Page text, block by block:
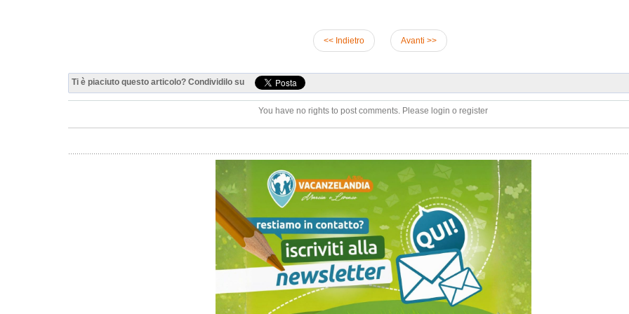
<< Indietro Avanti >>
Ti è piaciuto questo articolo? Condividilo su
You have no rights to post comments. Please login o register